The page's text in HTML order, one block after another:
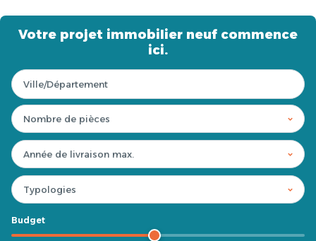
Votre projet immobilier neuf commence
ici.
Budget